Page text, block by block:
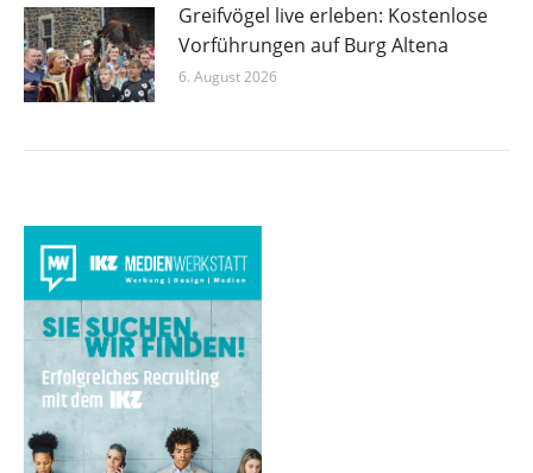
Greifvögel live erleben: Kostenlose
Vorführungen auf Burg Altena
6. August 2026